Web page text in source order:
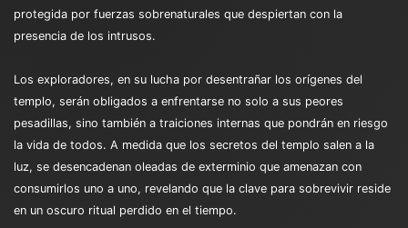
protegida por fuerzas sobrenaturales que despiertan con la
presencia de los intrusos.
Los exploradores, en su lucha por desentrañar los orígenes del
templo, serán obligados a enfrentarse no solo a sus peores
pesadillas, sino también a traiciones internas que pondrán en riesgo
la vida de todos. A medida que los secretos del templo salen a la
luz, se desencadenan oleadas de exterminio que amenazan con
consumirlos uno a uno, revelando que la clave para sobrevivir reside
en un oscuro ritual perdido en el tiempo.